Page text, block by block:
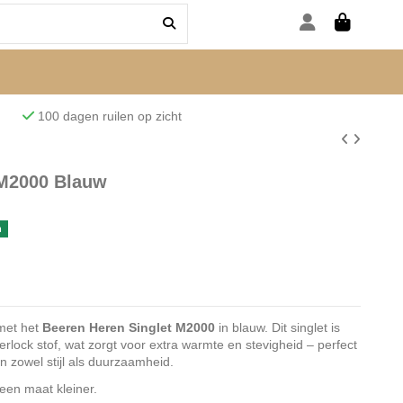
100 dagen ruilen op zicht
Blauw
het Beeren Heren Singlet M2000in blauw. Dit singlet is
stof, wat zorgt voor extra warmte en stevigheid – perfect
zowel stijl als duurzaamheid.
maat kleiner.